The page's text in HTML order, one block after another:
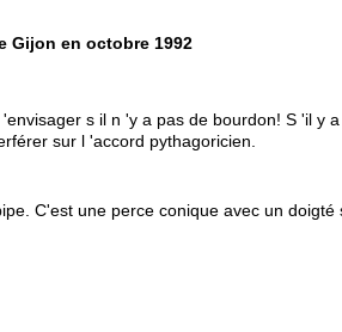
Gijon en octobre 1992
s il n 'y a pas de bourdon! S 'il y
sur l 'accord pythagoricien.
C'est une perce conique avec un